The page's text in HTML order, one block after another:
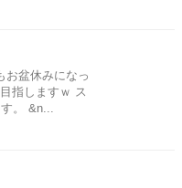
盆休みになっ
指しますｗ ス
。 &n...